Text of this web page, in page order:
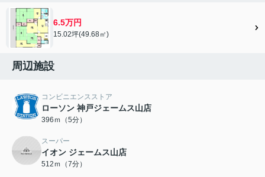
6.5万円
15.02坪(49.68㎡)
周辺施設
コンビニエンスストア
ローソン 神戸ジェームス山店
396ｍ（5分）
スーパー
イオン ジェームス山店
512ｍ（7分）